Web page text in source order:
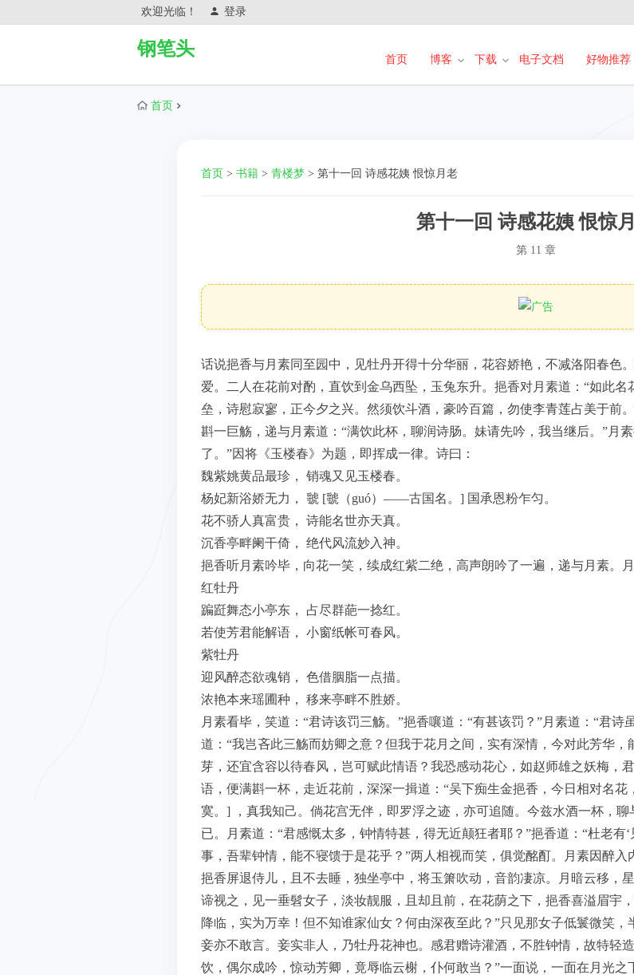
欢迎光临！ 登录
钢笔头
首页 博客 下载 电子文档 好物推荐
首页
首页 > 书籍 > 青楼梦 > 第十一回 诗感花姨 恨惊月老
第十一回 诗感花姨 恨惊
第 11 章
话说挹香与月素同至园中，见牡丹开得十分华丽，花容娇艳，不减洛阳春色
爱。二人在花前对酌，直饮到金乌西坠，玉兔东升。挹香对月素道：“如此
垒，诗慰寂寥，正今夕之兴。然须饮斗酒，豪吟百篇，勿使李青莲占美于前
斟一巨觞，递与月素道：“满饮此杯，聊润诗肠。妹请先吟，我当继后。”月
了。”因将《玉楼春》为题，即挥成一律。诗曰：
魏紫姚黄品最珍， 销魂又见玉楼春。
杨妃新浴娇无力， 虢 [虢（guó）——古国名。] 国承恩粉乍匀。
花不骄人真富贵， 诗能名世亦天真。
沉香亭畔阑干倚， 绝代风流妙入神。
挹香听月素吟毕，向花一笑，续成红紫二绝，高声朗吟了一遍，递与月素。
红牡丹
蹁跹舞态小亭东， 占尽群葩一捻红。
若使芳君能解语， 小窗纸帐可春风。
紫牡丹
迎风醉态欲魂销， 色借胭脂一点描。
浓艳本来瑶圃种， 移来亭畔不胜娇。
月素看毕，笑道：“君诗该罚三觞。”挹香嚷道：“有甚该罚？”月素道：“君
道：“我岂吝此三觞而妨卿之意？但我于花月之间，实有深情，今对此芳华
芽，还宜含容以待春风，岂可赋此情语？我恐感动花心，如赵师雄之妖梅，
语，便满斟一杯，走近花前，深深一揖道：“吴下痴生金挹香，今日相对名
寞。] ，真我知己。倘花宫无伴，即罗浮之迹，亦可追随。今兹水酒一杯，
已。月素道：“君感慨太多，钟情特甚，得无近颠狂者耶？”挹香道：“杜老有‘
事，吾辈钟情，能不寝馈于是花乎？”两人相视而笑，俱觉酩酊。月素因醉入
挹香屏退侍儿，且不去睡，独坐亭中，将玉箫吹动，音韵凄凉。月暗云移，
谛视之，见一垂髫女子，淡妆靓服，且却且前，在花荫之下，挹香喜溢眉宇
降临，实为万幸！但不知谁家仙女？何由深夜至此？”只见那女子低鬟微笑，
妾亦不敢言。妾实非人，乃牡丹花神也。感君赠诗灌酒，不胜钟情，故特轻
饮，偶尔成吟，惊动芳卿，竟辱临云榭，仆何敢当？”一面说，一面在月光